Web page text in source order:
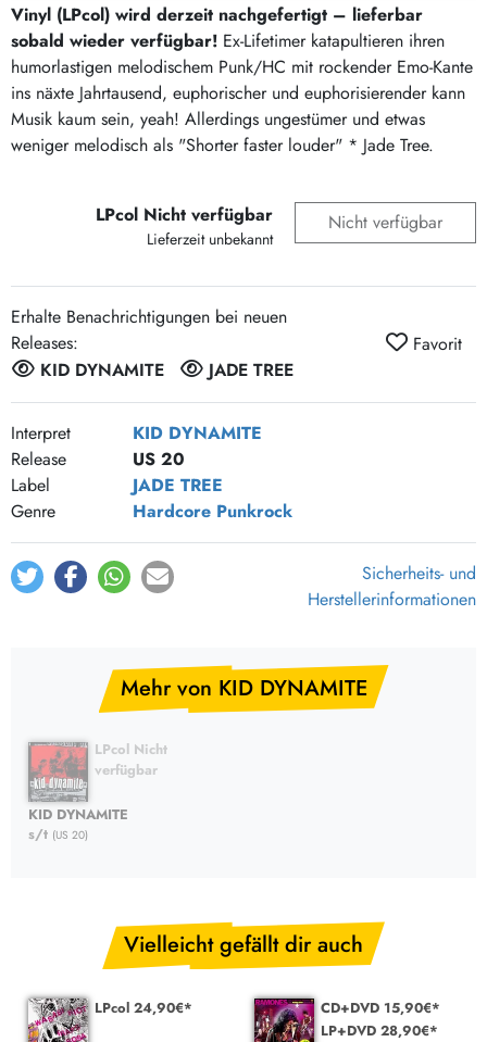
Vinyl (LPcol) wird derzeit nachgefertigt – lieferbar
sobald wieder verfügbar! Ex-Lifetimer katapultieren ihren
humorlastigen melodischem Punk/HC mit rockender Emo-Kante
ins näxte Jahrtausend, euphorischer und euphorisierender kann
Musik kaum sein, yeah! Allerdings ungestümer und etwas
weniger melodisch als "Shorter faster louder" * Jade Tree.
LPcol Nicht verfügbar
Lieferzeit unbekannt
Nicht verfügbar
Erhalte Benachrichtigungen bei neuen
Releases:
KID DYNAMITE
JADE TREE
Favorit
Interpret
KID DYNAMITE
Release
US 20
Label
JADE TREE
Genre
Hardcore Punkrock
Sicherheits- und
Herstellerinformationen
Mehr von KID DYNAMITE
LPcol Nicht
verfügbar
KID DYNAMITE
s/t (US 20)
Vielleicht gefällt dir auch
LPcol 24,90€*
CD+DVD 15,90€*
LP+DVD 28,90€*